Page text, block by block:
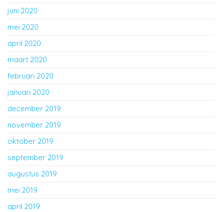
juni 2020
mei 2020
april 2020
maart 2020
februari 2020
januari 2020
december 2019
november 2019
oktober 2019
september 2019
augustus 2019
mei 2019
april 2019